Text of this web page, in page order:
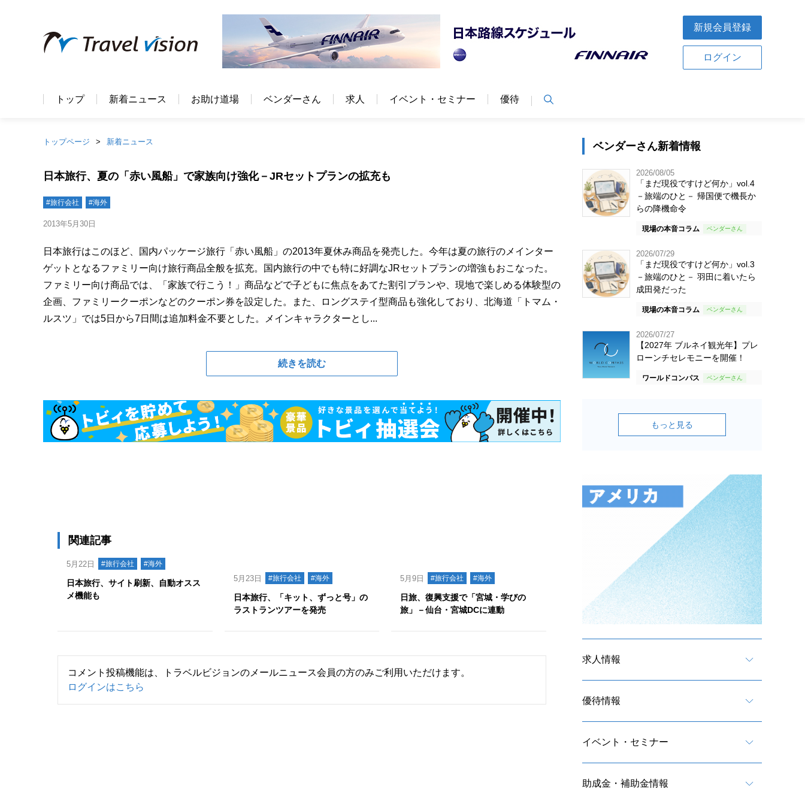
新規会員登録
ログイン
トップ 新着ニュース お助け道場 ベンダーさん 求人 イベント・セミナー 優待
トップページ 新着ニュース
日本旅行、夏の「赤い風船」で家族向け強化－JRセットプランの拡充も
#旅行会社 #海外
2013年5月30日
日本旅行はこのほど、国内パッケージ旅行「赤い風船」の2013年夏休み商品を発売した。今年は夏の旅行のメインター
ゲットとなるファミリー向け旅行商品全般を拡充。国内旅行の中でも特に好調なJRセットプランの増強もおこなった。
ファミリー向け商品では、「家族で行こう！」商品などで子どもに焦点をあてた割引プランや、現地で楽しめる体験型の
企画、ファミリークーポンなどのクーポン券を設定した。また、ロングステイ型商品も強化しており、北海道「トマム・
ルスツ」では5日から7日間は追加料金不要とした。メインキャラクターとし...
続きを読む
関連記事
5月22日 #旅行会社 #海外
日本旅行、サイト刷新、自動オスス
メ機能も
5月23日 #旅行会社 #海外
日本旅行、「キット、ずっと号」の
ラストランツアーを発売
5月9日 #旅行会社 #海外
日旅、復興支援で「宮城・学びの
旅」－仙台・宮城DCに連動
コメント投稿機能は、トラベルビジョンのメールニュース会員の方のみご利用いただけます。
ログインはこちら
ベンダーさん新着情報
2026/08/05
「まだ現役ですけど何か」vol.4
－旅端のひと－ 帰国便で機長か
らの降機命令
現場の本音コラム
2026/07/29
「まだ現役ですけど何か」vol.3
－旅端のひと－ 羽田に着いたら
成田発だった
現場の本音コラム
2026/07/27
【2027年 ブルネイ観光年】プレ
ローンチセレモニーを開催！
ワールドコンパス
もっと見る
求人情報
優待情報
イベント・セミナー
助成金・補助金情報